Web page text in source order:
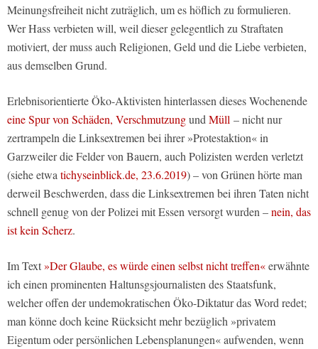
Meinungsfreiheit nicht zuträglich, um es höflich zu formulieren.
Wer Hass verbieten will, weil dieser gelegentlich zu Straftaten
motiviert, der muss auch Religionen, Geld und die Liebe verbieten,
aus demselben Grund.
Erlebnisorientierte Öko-Aktivisten hinterlassen dieses Wochenende
eine Spur von Schäden, Verschmutzungund Müll – nicht nur
zertrampeln die Linksextremen bei ihrer »Protestaktion« in
Garzweiler die Felder von Bauern, auch Polizisten werden verletzt
(siehe etwa tichyseinblick.de, 23.6.2019) – von Grünen hörte man
derweil Beschwerden, dass die Linksextremen bei ihren Taten nicht
schnell genug von der Polizei mit Essen versorgt wurden –nein, das
ist kein Scherz.
Im Text»Der Glaube, es würde einen selbst nicht treffen«erwähnte
ich einen prominenten Haltunsgsjournalisten des Staatsfunk,
welcher offen der undemokratischen Öko-Diktatur das Word redet;
man könne doch keine Rücksicht mehr bezüglich »privatem
Eigentum oder persönlichen Lebensplanungen« aufwenden, wenn